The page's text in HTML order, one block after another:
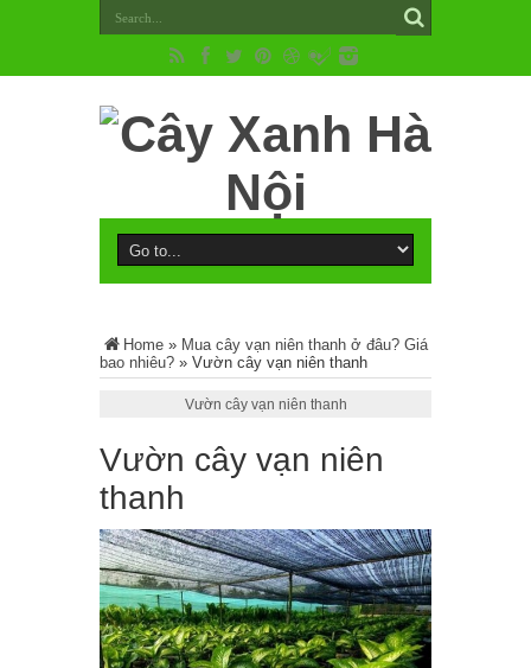
Home » Mua cây vạn niên thanh ở đâu? Giá
bao nhiêu? » Vườn cây vạn niên thanh
Vườn cây vạn niên thanh
Vườn cây vạn niên
thanh